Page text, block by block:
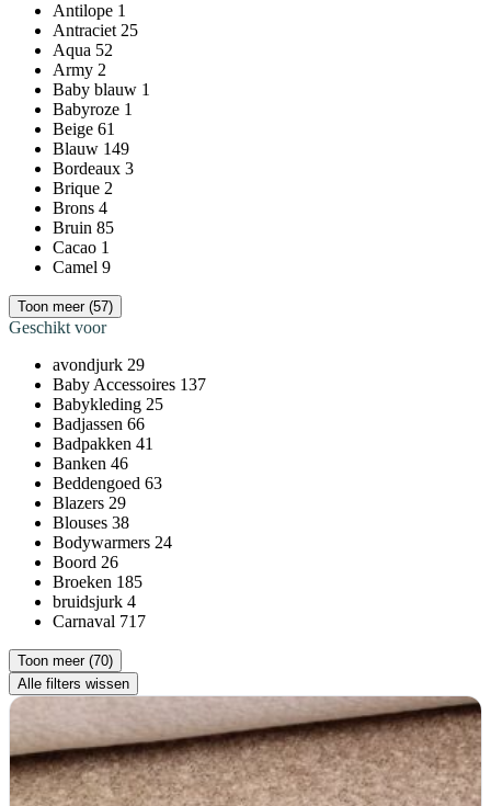
Antilope 1
Antraciet 25
Aqua 52
Army 2
Baby blauw 1
Babyroze 1
Beige 61
Blauw 149
Bordeaux 3
Brique 2
Brons 4
Bruin 85
Cacao 1
Camel 9
Toon meer (57)
Geschikt voor
avondjurk 29
Baby Accessoires 137
Babykleding 25
Badjassen 66
Badpakken 41
Banken 46
Beddengoed 63
Blazers 29
Blouses 38
Bodywarmers 24
Boord 26
Broeken 185
bruidsjurk 4
Carnaval 717
Toon meer (70)
Alle filters wissen